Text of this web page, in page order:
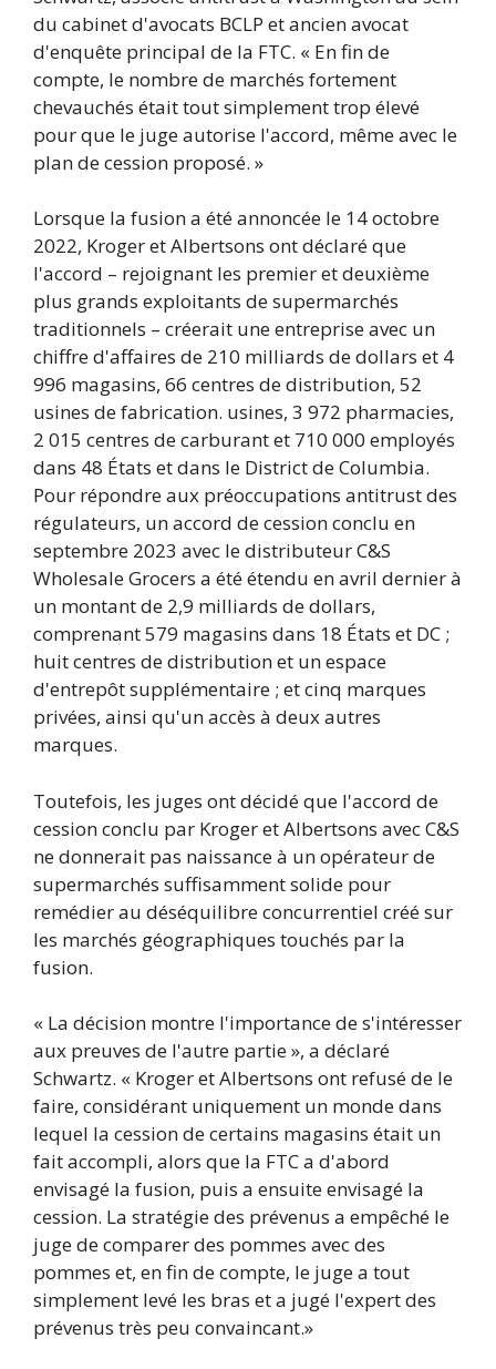
du cabinet d'avocats BCLP et ancien avocat
d'enquête principal de la FTC. « En fin de
compte, le nombre de marchés fortement
chevauchés était tout simplement trop élevé
pour que le juge autorise l'accord, même avec le
plan de cession proposé. »
Lorsque la fusion a été annoncée le 14 octobre
2022, Kroger et Albertsons ont déclaré que
l'accord – rejoignant les premier et deuxième
plus grands exploitants de supermarchés
traditionnels – créerait une entreprise avec un
chiffre d'affaires de 210 milliards de dollars et 4
996 magasins, 66 centres de distribution, 52
usines de fabrication. usines, 3 972 pharmacies,
2 015 centres de carburant et 710 000 employés
dans 48 États et dans le District de Columbia.
Pour répondre aux préoccupations antitrust des
régulateurs, un accord de cession conclu en
septembre 2023 avec le distributeur C&S
Wholesale Grocers a été étendu en avril dernier à
un montant de 2,9 milliards de dollars,
comprenant 579 magasins dans 18 États et DC ;
huit centres de distribution et un espace
d'entrepôt supplémentaire ; et cinq marques
privées, ainsi qu'un accès à deux autres
marques.
Toutefois, les juges ont décidé que l'accord de
cession conclu par Kroger et Albertsons avec C&S
ne donnerait pas naissance à un opérateur de
supermarchés suffisamment solide pour
remédier au déséquilibre concurrentiel créé sur
les marchés géographiques touchés par la
fusion.
« La décision montre l'importance de s'intéresser
aux preuves de l'autre partie », a déclaré
Schwartz. « Kroger et Albertsons ont refusé de le
faire, considérant uniquement un monde dans
lequel la cession de certains magasins était un
fait accompli, alors que la FTC a d'abord
envisagé la fusion, puis a ensuite envisagé la
cession. La stratégie des prévenus a empêché le
juge de comparer des pommes avec des
pommes et, en fin de compte, le juge a tout
simplement levé les bras et a jugé l'expert des
prévenus très peu convaincant.»